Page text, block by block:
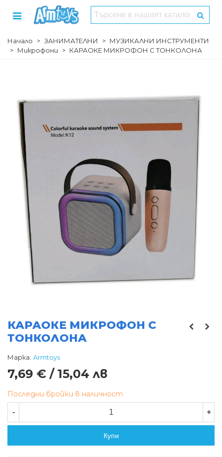
Начало > ЗАНИМАТЕЛНИ > МУЗИКАЛНИ ИНСТРУМЕНТИ
> Микрофони > КАРАОКЕ МИКРОФОН С ТОНКОЛОНА
КАРАОКЕ МИКРОФОН С
ТОНКОЛОНА
Марка: Armtoys
7,69 € / 15,04 лв
Последни бройки в наличност
- +
Купи